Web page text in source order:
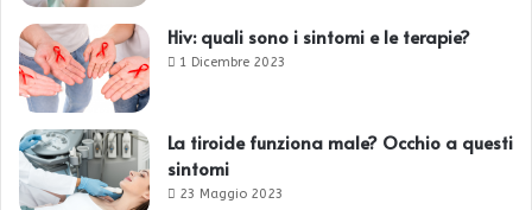
Hiv: quali sono i sintomi e le terapie?
1 Dicembre 2023
La tiroide funziona male? Occhio a questi
sintomi
23 Maggio 2023